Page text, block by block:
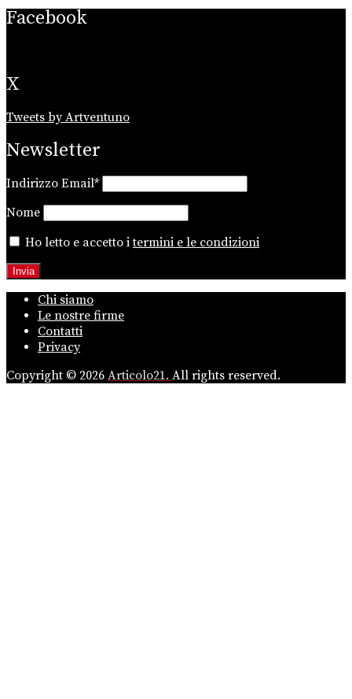
Facebook
X
Tweets by Artventuno
Newsletter
Indirizzo Email*
Nome
Ho letto e accetto itermini e le condizioni
Chi siamo
Le nostre firme
Contatti
Privacy
Copyright © 2026 Articolo21. All rights reserved.